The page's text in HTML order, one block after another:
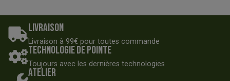
Livraison
Livraison à 99€ pour toutes commande
Technologie de pointe
Toujours avec les dernières technologies
Atelier